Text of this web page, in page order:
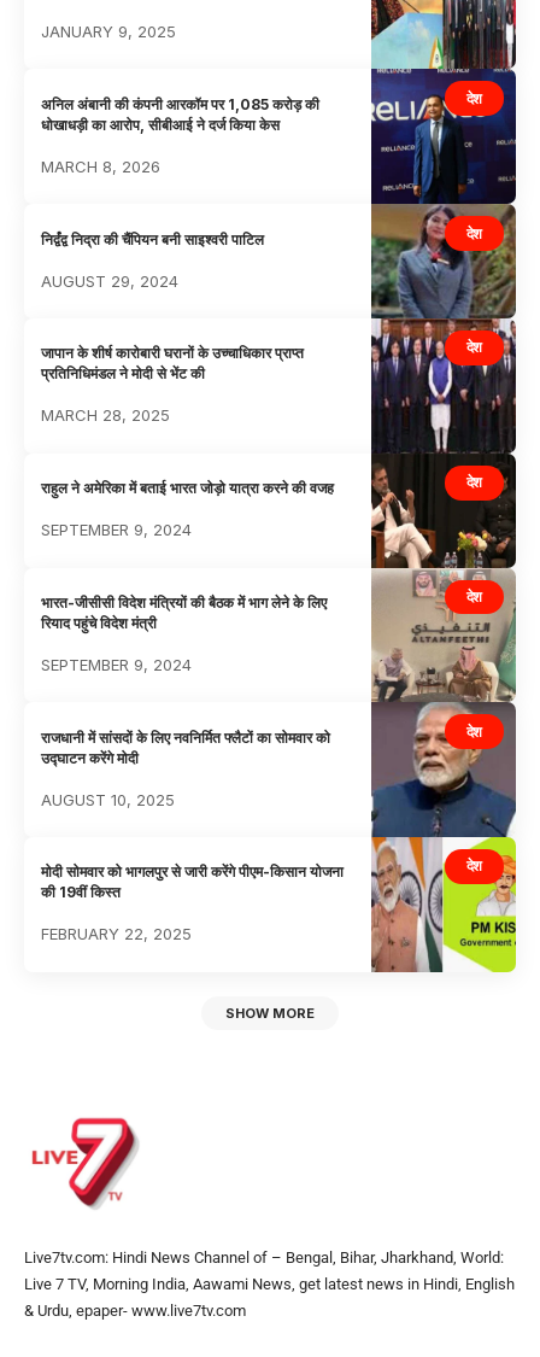
JANUARY 9, 2025
देश
अनिल अंबानी की कंपनी आरकॉम पर 1,085 करोड़ की
धोखाधड़ी का आरोप, सीबीआई ने दर्ज किया केस
MARCH 8, 2026
देश
निर्द्वंद्व निद्रा की चैंपियन बनी साइश्वरी पाटिल
AUGUST 29, 2024
देश
जापान के शीर्ष कारोबारी घरानों के उच्चाधिकार प्राप्त
प्रतिनिधिमंडल ने मोदी से भेंट की
MARCH 28, 2025
देश
राहुल ने अमेरिका में बताई भारत जोड़ो यात्रा करने की वजह
SEPTEMBER 9, 2024
देश
भारत-जीसीसी विदेश मंत्रियों की बैठक में भाग लेने के लिए
रियाद पहुंचे विदेश मंत्री
SEPTEMBER 9, 2024
देश
राजधानी में सांसदों के लिए नवनिर्मित फ्लैटों का सोमवार को
उद्घाटन करेंगे मोदी
AUGUST 10, 2025
देश
मोदी सोमवार को भागलपुर से जारी करेंगे पीएम-किसान योजना
की 19वीं किस्त
FEBRUARY 22, 2025
SHOW MORE
Live7tv.com: Hindi News Channel of – Bengal, Bihar, Jharkhand, World:
Live 7 TV, Morning India, Aawami News, get latest news in Hindi, English
& Urdu, epaper- www.live7tv.com